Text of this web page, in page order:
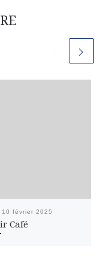
10 février 2025
Café